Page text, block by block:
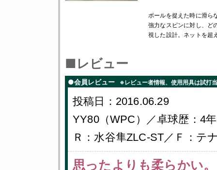
ボールを捉えた時に滑ら
強力なスピンに対し、ど
視した設計。ネットを超
■レビュー
●会員レビュー ※レビュー者情報、使用用具は試打
投稿日：2016.06.29
YY80（WPC）／卓球歴：4
Ｒ：水谷隼ZLC-ST／Ｆ：テ
思ったよりも柔らかい。